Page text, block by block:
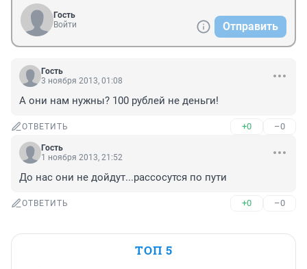
Гость
Войти
Отправить
Гость
3 ноября 2013, 01:08
А они нам нужны? 100 рублей не деньги!
ОТВЕТИТЬ +0 –0
Гость
1 ноября 2013, 21:52
До нас они не дойдут...рассосутся по пути
ОТВЕТИТЬ +0 –0
ТОП 5